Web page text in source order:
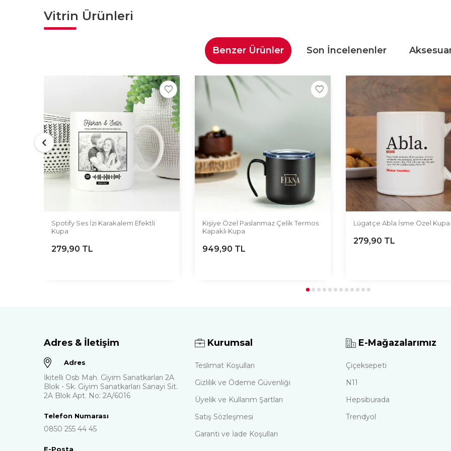
Vitrin Ürünleri
Benzer Ürünler Son İncelenenler
Spotify Ses İzi Karakalem Efektli
Kupa
279,90 TL
Kişiye Özel Paslanmaz Çelik Termos
Kapaklı Kupa
949,90 TL
Lügatçe Abla İsme Özel Kupa
279,90 TL
Adres & İletişim
Adres
İkitelli Osb Mah. Giyim Sanatkarları 2A
Blok - Sk. Giyim Sanatkarları Sanayi Sit.
2A Blok Apt. No: 2A/6016
Telefon Numarası
0850 255 44 45
E-Posta
Kurumsal
Teslimat Koşulları
Gizlilik ve Ödeme Güvenliği
Üyelik ve Kullanm Şartları
Satış Sözleşmesi
Garanti ve İade Koşulları
E-Mağazalarımız
Çiçeksepeti
N11
Hepsiburada
Trendyol